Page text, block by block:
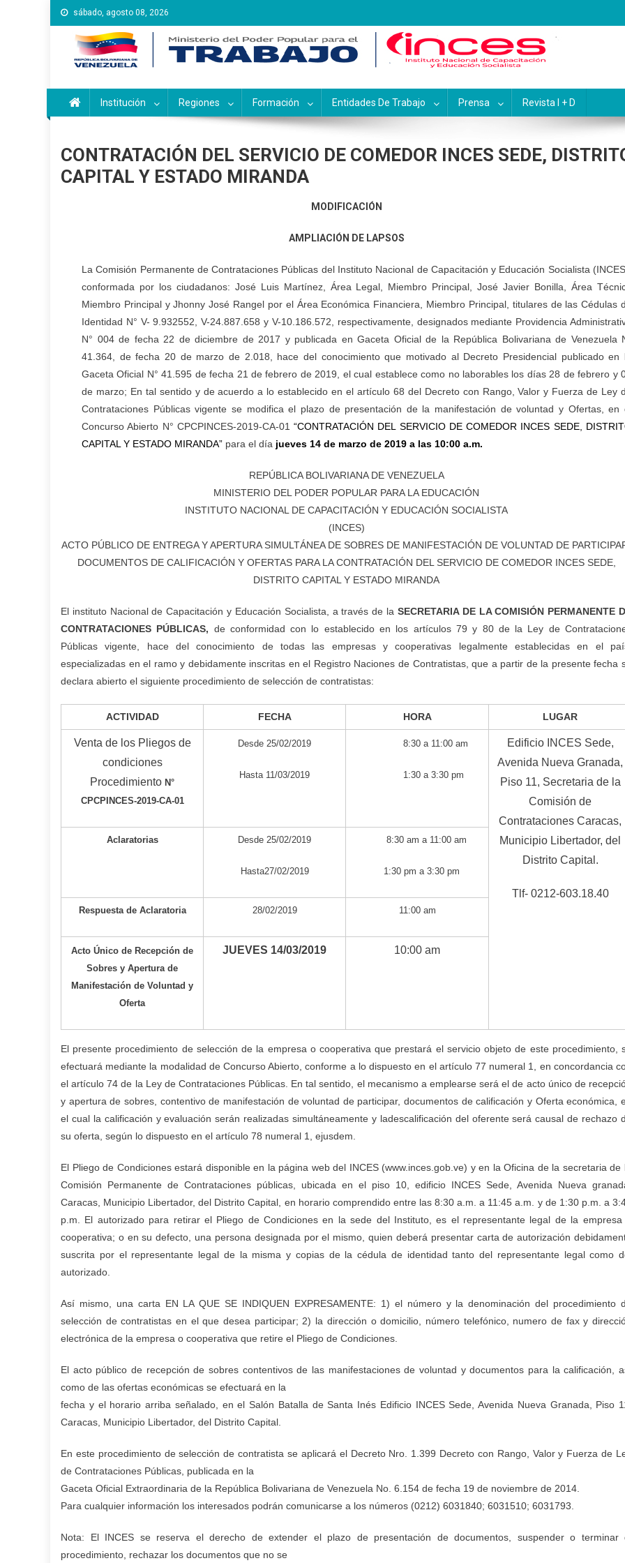
Saltar
al
contenido
sábado, agosto 08, 2026
Instituto Nacional de Capacitación y Educación
Inces
Institución Regiones Formación Entidades De Trabajo Prensa Revista I + D
CONTRATACIÓN DEL SERVICIO DE COMEDOR INCES SEDE,
CAPITAL Y ESTADO MIRANDA
MODIFICACIÓN
AMPLIACIÓN DE LAPSOS
La Comisión Permanente de Contrataciones Públicas del Instituto Nacional de Capacitación y Educación Socialista
conformada por los ciudadanos: José Luis Martínez, Área Legal, Miembro Principal, José Javier Bonilla, Área
Miembro Principal y Jhonny José Rangel por el Área Económica Financiera, Miembro Principal, titulares de las Cédulas
Identidad N° V- 9.932552, V-24.887.658 y V-10.186.572, respectivamente, designados mediante Providencia
N° 004 de fecha 22 de diciembre de 2017 y publicada en Gaceta Oficial de la República Bolivariana de Venezuela
41.364, de fecha 20 de marzo de 2.018, hace del conocimiento que motivado al Decreto Presidencial publicado en
Gaceta Oficial N° 41.595 de fecha 21 de febrero de 2019, el cual establece como no laborables los días 28 de febrero y
de marzo; En tal sentido y de acuerdo a lo establecido en el artículo 68 del Decreto con Rango, Valor y Fuerza de Ley
Contrataciones Públicas vigente se modifica el plazo de presentación de la manifestación de voluntad y Ofertas, en
Concurso Abierto N° CPCPINCES-2019-CA-01“CONTRATACIÓN DEL SERVICIO DE COMEDOR INCES SEDE,
CAPITAL Y ESTADO MIRANDA” para el día jueves 14 de marzo de 2019 a las 10:00 a.m.
REPÚBLICA BOLIVARIANA DE VENEZUELA
MINISTERIO DEL PODER POPULAR PARA LA EDUCACIÓN
INSTITUTO NACIONAL DE CAPACITACIÓN Y EDUCACIÓN SOCIALISTA
(INCES)
ACTO PÚBLICO DE ENTREGA Y APERTURA SIMULTÁNEA DE SOBRES DE MANIFESTACIÓN DE VOLUNTAD DE
DOCUMENTOS DE CALIFICACIÓN Y OFERTAS PARA LA CONTRATACIÓN DEL SERVICIO DE COMEDOR INCES SEDE,
DISTRITO CAPITAL Y ESTADO MIRANDA
El instituto Nacional de Capacitación y Educación Socialista, a través de la SECRETARIA DE LA COMISIÓN PERMANENTE
CONTRATACIONES PÚBLICAS, de conformidad con lo establecido en los artículos 79 y 80 de la Ley de
Públicas vigente, hace del conocimiento de todas las empresas y cooperativas legalmente establecidas en el
especializadas en el ramo y debidamente inscritas en el Registro Naciones de Contratistas, que a partir de la presente fecha
declara abierto el siguiente procedimiento de selección de contratistas:
ACTIVIDAD FECHA HORA LUGAR
Venta de los Pliegos de
condiciones
Procedimiento N°
CPCPINCES-2019-CA-01
Desde 25/02/2019
Hasta 11/03/2019
8:30 a 11:00 am
1:30 a 3:30 pm
Edificio INCES Sede,
Avenida Nueva Granada,
Piso 11, Secretaria de la
Comisión de
Contrataciones Caracas,
Municipio Libertador, del
Distrito Capital.
Tlf- 0212-603.18.40
Aclaratorias Desde 25/02/2019
Hasta27/02/2019
8:30 am a 11:00 am
1:30 pm a 3:30 pm
Respuesta de Aclaratoria 28/02/2019 11:00 am
Acto Único de Recepción de
Sobres y Apertura de
Manifestación de Voluntad y
Oferta
JUEVES 14/03/2019 10:00 am
El presente procedimiento de selección de la empresa o cooperativa que prestará el servicio objeto de este procedimiento,
efectuará mediante la modalidad de ConcursoAbierto, conforme a lo dispuesto en el artículo 77 numeral 1, en concordancia
el artículo 74 de la Ley de Contrataciones Públicas. En tal sentido, el mecanismo aemplearse será el de acto único de
y apertura de sobres, contentivo de manifestación de voluntad de participar, documentos de calificación y Oferta económica,
el cual la calificación y evaluación serán realizadas simultáneamente y ladescalificación del oferente será causal de rechazo
su oferta, según lo dispuesto en el artículo 78 numeral 1, ejusdem.
El Pliego de Condiciones estará disponible en la página web del INCES (www.inces.gob.ve) y en la Oficina de la secretaria de
Comisión Permanente de Contrataciones públicas, ubicada en el piso 10, edificio INCES Sede, Avenida Nueva
Caracas, Municipio Libertador, del Distrito Capital, en horario comprendido entre las 8:30 a.m. a 11:45 a.m. y de 1:30 p.m. a
p.m. El autorizado para retirar el Pliego de Condiciones en la sede del Instituto, es el representante legal de la empresa
cooperativa; o en su defecto, una persona designada por el mismo, quien deberá presentar carta de autorización
suscrita por el representante legal de la misma y copias de la cédula de identidad tanto del representante legal como
autorizado.
Así mismo, una carta EN LA QUE SE INDIQUEN EXPRESAMENTE: 1) el número y la denominación del procedimiento
selección de contratistas en el que desea participar; 2) la dirección o domicilio, número telefónico, numero de fax y
electrónica de la empresa o cooperativa que retire el Pliego de Condiciones.
El acto público de recepción de sobres contentivos de las manifestaciones de voluntad y documentos para la calificación,
como de las ofertas económicas se efectuará en la
fecha y el horario arriba señalado, en el Salón Batalla de Santa Inés Edificio INCES Sede, Avenida Nueva Granada, Piso
Caracas, Municipio Libertador, del Distrito Capital.
En este procedimiento de selección de contratista se aplicará el Decreto Nro. 1.399 Decreto con Rango, Valor y Fuerza de
de Contrataciones Públicas, publicada en la
Gaceta Oficial Extraordinaria de la República Bolivariana de Venezuela No. 6.154 de fecha 19 de noviembre de 2014.
Para cualquier información los interesados podrán comunicarse a los números (0212) 6031840; 6031510; 6031793.
Nota: El INCES se reserva el derecho de extender el plazo de presentación de documentos, suspender o terminar
procedimiento, rechazar los documentos que no se